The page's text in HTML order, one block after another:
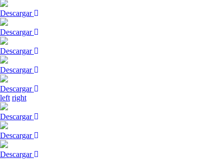
Descargar
Descargar
Descargar
Descargar
Descargar
left right
Descargar
Descargar
Descargar